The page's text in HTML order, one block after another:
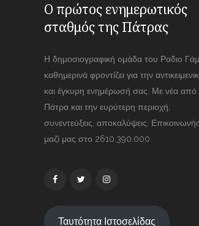
Ο πρώτος ενημερωτικός
σταθμός της Πάτρας
Η δημοσιογραφική ομάδα του Ραδιο
καθημερινά φροντίζει για την
και έγκυρη ενημέρωσή σας. Με νέα από
Πάτρα και την ευρύτερη περιοχή,
συνεντεύξεις, αποκαλύψεις.
μαζί μας στο 2610.390.000
Ταυτότητα Ιστοσελίδας